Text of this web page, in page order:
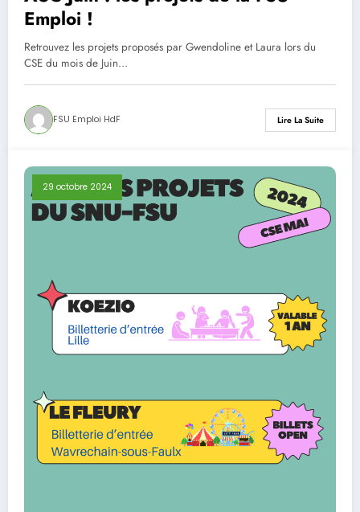
Emploi !
Retrouvez les projets proposés par Gwendoline et Laura lors du
CSE du mois de Juin…
FSU Emploi HdF Lire La Suite
29 octobre 2024